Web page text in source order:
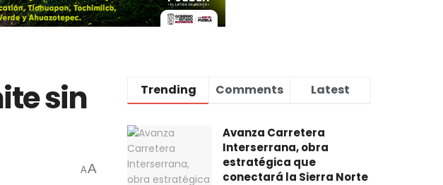
sin
AA
Trending Comments Latest
Avanza Carretera
Interserrana, obra
estratégica que
conectará la Sierra Norte